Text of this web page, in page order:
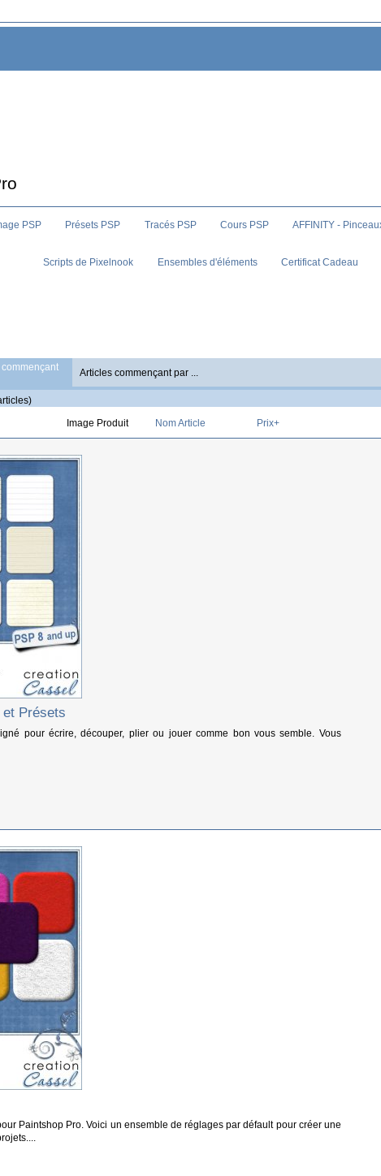
PSP Présets PSP Tracés PSP Cours PSP AFFINITY -
Scripts de Pixelnook Ensembles d'éléments Certificat Cadeau
Image Produit Nom Article Prix+
Présets
pour écrire, découper, plier ou jouer comme bon vous semble. Vous
Paintshop Pro. Voici un ensemble de réglages par défault pour créer une